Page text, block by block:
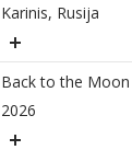
Karinis, Rusija
Back to the Moon
2026